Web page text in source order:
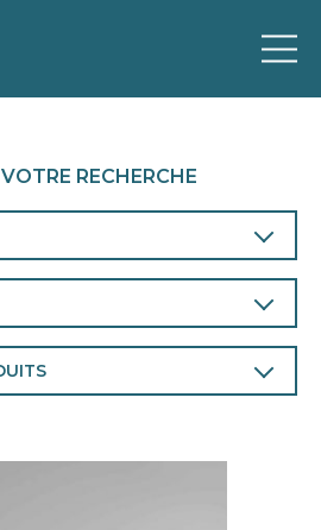
RECHERCHE